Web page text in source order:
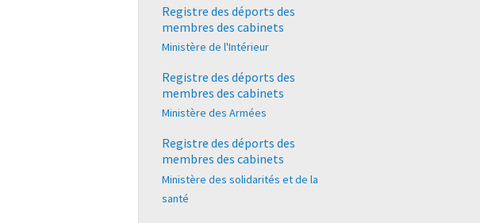
Registre des déports des
membres des cabinets
Ministère de l'Intérieur
Registre des déports des
membres des cabinets
Ministère des Armées
Registre des déports des
membres des cabinets
Ministère des solidarités et de la
santé